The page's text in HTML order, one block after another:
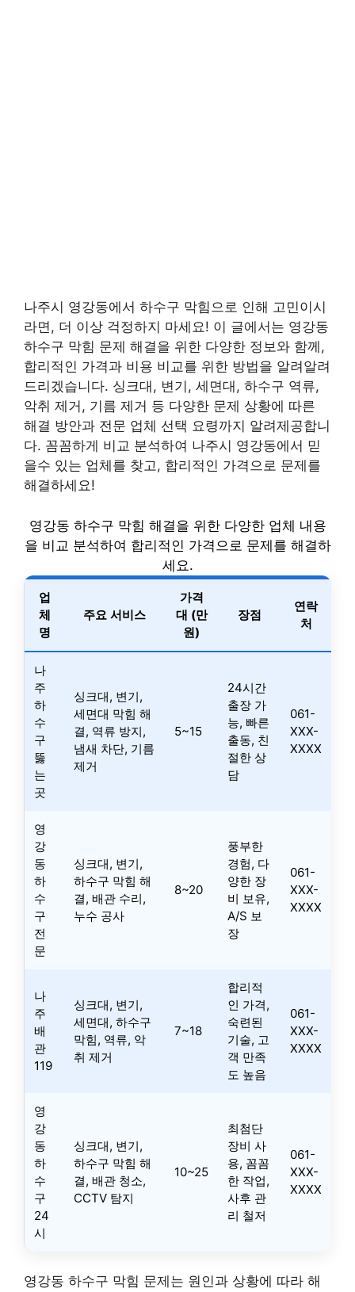
나주시 영강동에서 하수구 막힘으로 인해 고민이시
라면, 더 이상 걱정하지 마세요! 이 글에서는 영강동
하수구 막힘 문제 해결을 위한 다양한 정보와 함께,
합리적인 가격과 비용 비교를 위한 방법을 알려알려
드리겠습니다. 싱크대, 변기, 세면대, 하수구 역류,
악취 제거, 기름 제거 등 다양한 문제 상황에 따른
해결 방안과 전문 업체 선택 요령까지 알려제공합니
다. 꼼꼼하게 비교 분석하여 나주시 영강동에서 믿
을수 있는 업체를 찾고, 합리적인 가격으로 문제를
해결하세요!
영강동 하수구 막힘 해결을 위한 다양한 업체 내용
을 비교 분석하여 합리적인 가격으로 문제를 해결하
세요.
업
체
명
주요 서비스
가격
대 (만
원)
장점
연락
처
나
주
하
수
구
뚫
는
곳
싱크대, 변기,
세면대 막힘 해
결, 역류 방지,
냄새 차단, 기름
제거
5~15
24시간
출장 가
능, 빠른
출동, 친
절한 상
담
061-
XXX-
XXXX
영
강
동
하
수
구
전
문
싱크대, 변기,
하수구 막힘 해
결, 배관 수리,
누수 공사
8~20
풍부한
경험, 다
양한 장
비 보유,
A/S 보
장
061-
XXX-
XXXX
나
주
배
관
119
싱크대, 변기,
세면대, 하수구
막힘, 역류, 악
취 제거
7~18
합리적
인 가격,
숙련된
기술, 고
객 만족
도 높음
061-
XXX-
XXXX
영
강
동
하
수
구
24
시
싱크대, 변기,
하수구 막힘 해
결, 배관 청소,
CCTV 탐지
10~25
최첨단
장비 사
용, 꼼꼼
한 작업,
사후 관
리 철저
061-
XXX-
XXXX
영강동 하수구 막힘 문제는 원인과 상황에 따라 해